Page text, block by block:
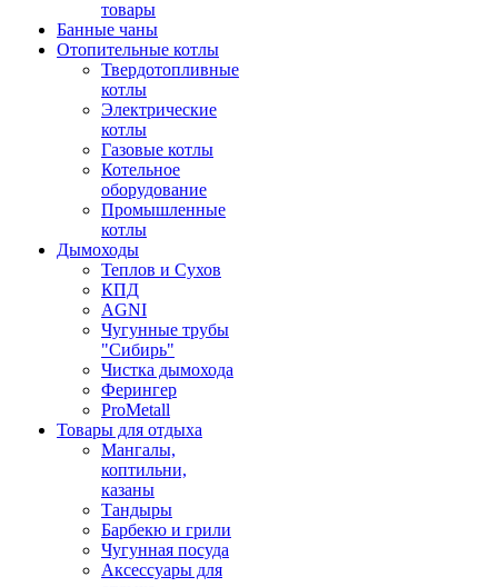
товары
Банные чаны
Отопительные котлы
Твердотопливные
котлы
Электрические
котлы
Газовые котлы
Котельное
оборудование
Промышленные
котлы
Дымоходы
Теплов и Сухов
КПД
AGNI
Чугунные трубы
"Сибирь"
Чистка дымохода
Ферингер
ProMetall
Товары для отдыха
Мангалы,
коптильни,
казаны
Тандыры
Барбекю и грили
Чугунная посуда
Аксессуары для